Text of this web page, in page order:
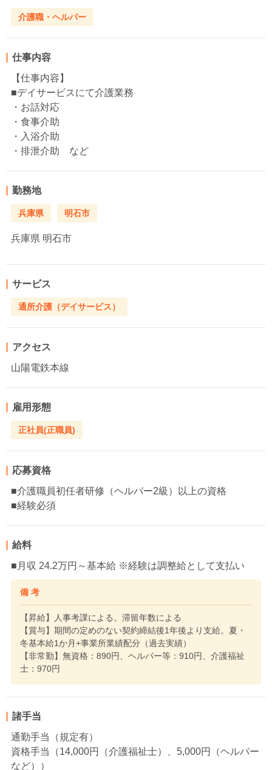
介護職・ヘルパー
仕事内容
【仕事内容】
■デイサービスにて介護業務
・お話対応
・食事介助
・入浴介助
・排泄介助 など
勤務地
兵庫県 明石市
兵庫県 明石市
サービス
通所介護（デイサービス）
アクセス
山陽電鉄本線
雇用形態
正社員(正職員)
応募資格
■介護職員初任者研修（ヘルパー2級）以上の資格
■経験必須
給料
■月収 24.2万円～基本給 ※経験は調整給として支払い
備 考
【昇給】人事考課による。滞留年数による
【賞与】期間の定めのない契約締結後1年後より支給。夏・
冬基本給1か月+事業所業績配分（過去実績）
【非常勤】無資格：890円、ヘルパー等：910円、介護福祉
士：970円
諸手当
通勤手当（規定有）
資格手当（14,000円（介護福祉士）、5,000円（ヘルパー
など））